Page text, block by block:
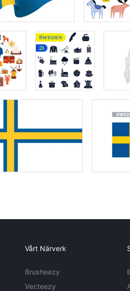
Vårt Närverk
Brusheezy
Vecteezy